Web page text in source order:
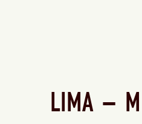
LIMA –